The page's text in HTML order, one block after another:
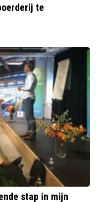
te
stap in mijn